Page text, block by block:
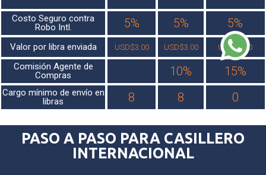
Costo Seguro contra
Robo Intl.
5% 5% 5%
Valor por libra enviada USD$3.00 USD$3.00 USD$3.00
Comisión Agente de
Compras
10% 15%
Cargo mínimo de envío en
libras
8 8 0
PASO A PASO PARA CASILLERO
INTERNACIONAL